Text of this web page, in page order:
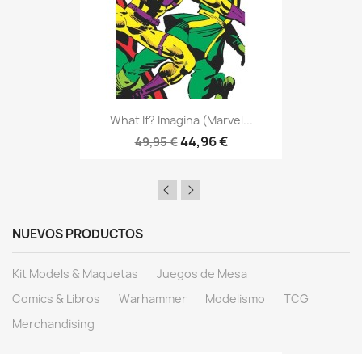
What If? Imagina (Marvel...
49,95 €44,96 €
NUEVOS PRODUCTOS
Kit Models & Maquetas
Juegos de Mesa
Comics & Libros
Warhammer Modelismo
TCG
Merchandising